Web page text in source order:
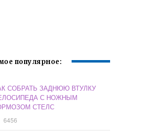
популярное:
СОБРАТЬ ЗАДНЮЮ ВТУЛКУ
С НОЖНЫМ
СТЕЛС
6456